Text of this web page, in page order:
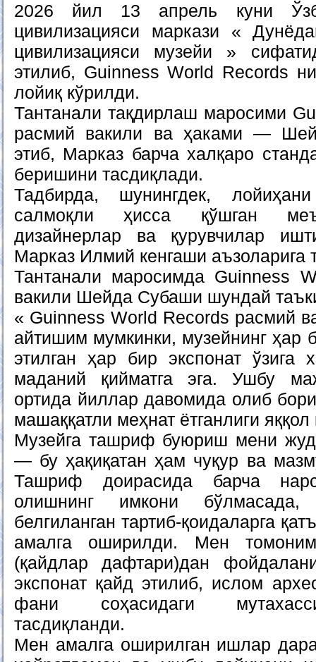
2026 йил 13 апрель куни
цивилизацияси маркази «
цивилизацияси музейи »
этилиб, Guinness World Records
лойиқ кўрилди.
Тантанали тақдирлаш маросими
расмий вакили ва ҳаками —
этиб, Марказ барча халқаро
беришини тасдиқлади.
Тадбирда, шунингдек,
салмоқли ҳисса қўшган
дизайнерлар ва қурувчилар
Марказ Илмий кенгаши аъзоларига
Тантанали маросимда Guinness
вакили Шейда Субаши шундай
« Guinness World Records расмий
айтишим мумкинки, музейнинг ҳар
этилган ҳар бир экспонат ўзига
маданий қийматга эга. Ушбу
ортида йиллар давомида олиб
машаққатли меҳнат ётганлиги
Музейга ташриф буюриш мени
— бу ҳақиқатан ҳам чуқур ва
Ташриф доирасида барча
олишнинг имкони
белгиланган тартиб-қоидаларга
амалга оширилди. Мен
(қайдлар дафтари)дан
экспонат қайд этилиб, ислом
фани соҳасидаги
тасдиқланди.
Мен амалга оширилган ишлар